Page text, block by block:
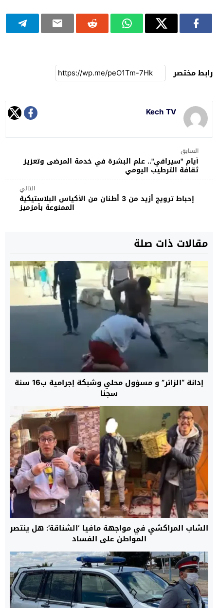
رابط مختصر
Kech TV
السابق
أيام "سيرافي".. علم البشرة في خدمة المرضى وتعزيز
ثقافة الترطيب اليومي
التالي
إحباط ترويج أزيد من 3 أطنان من الأكياس البلاستيكية
الممنوعة بأمزميز
مقالات ذات صلة
إدانة “الزائر” و مسؤول محلي وشبكة إجرامية ب16 سنة
سجنا
الشاب المراكشي في مواجهة مافيا ‘الشناقة’: هل ينتصر
المواطن على الفساد